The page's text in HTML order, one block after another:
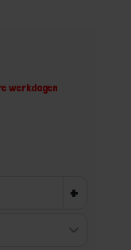
werkdagen
+